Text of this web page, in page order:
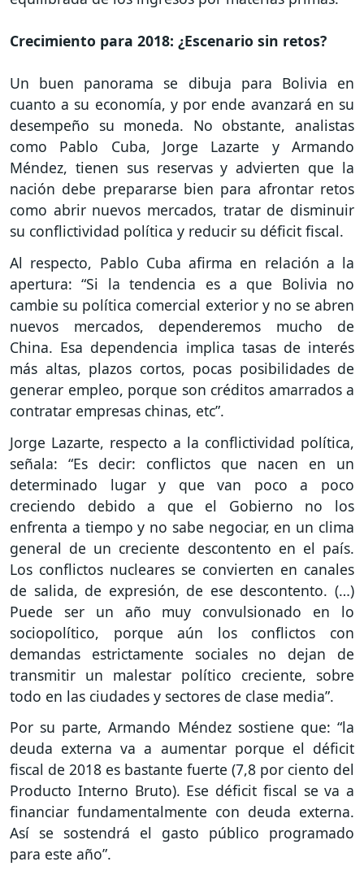
Crecimiento para 2018: ¿Escenario sin retos?
Un buen panorama se dibuja para Bolivia en
cuanto a su economía, y por ende avanzará en su
desempeño su moneda. No obstante, analistas
como Pablo Cuba, Jorge Lazarte y Armando
Méndez, tienen sus reservas y advierten que la
nación debe prepararse bien para afrontar retos
como abrir nuevos mercados, tratar de disminuir
su conflictividad política y reducir su déficit fiscal.
Al respecto, Pablo Cuba afirma en relación a la
apertura: “Si la tendencia es a que Bolivia no
cambie su política comercial exterior y no se abren
nuevos mercados, dependeremos mucho de
China. Esa dependencia implica tasas de interés
más altas, plazos cortos, pocas posibilidades de
generar empleo, porque son créditos amarrados a
contratar empresas chinas, etc”.
Jorge Lazarte, respecto a la conflictividad política,
señala: “Es decir: conflictos que nacen en un
determinado lugar y que van poco a poco
creciendo debido a que el Gobierno no los
enfrenta a tiempo y no sabe negociar, en un clima
general de un creciente descontento en el país.
Los conflictos nucleares se convierten en canales
de salida, de expresión, de ese descontento. (…)
Puede ser un año muy convulsionado en lo
sociopolítico, porque aún los conflictos con
demandas estrictamente sociales no dejan de
transmitir un malestar político creciente, sobre
todo en las ciudades y sectores de clase media”.
Por su parte, Armando Méndez sostiene que: “la
deuda externa va a aumentar porque el déficit
fiscal de 2018 es bastante fuerte (7,8 por ciento del
Producto Interno Bruto). Ese déficit fiscal se va a
financiar fundamentalmente con deuda externa.
Así se sostendrá el gasto público programado
para este año”.